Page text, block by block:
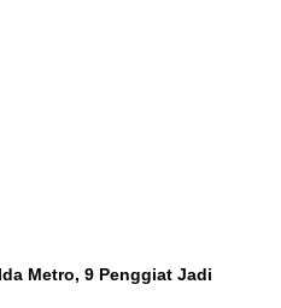
Metro, 9 Penggiat Jadi